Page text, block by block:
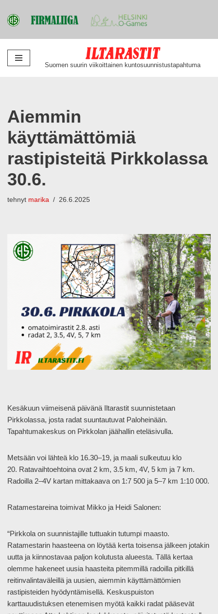
Siirry
Suomen suurin viikoittainen kuntosuunnistustapahtuma
Aiemmin
käyttämättömiä
rastipisteitä Pirkkolassa
30.6.
tehnyt marika 26.6.2025
Kesäkuun viimeisenä päivänä Iltarastit suunnistetaan
Pirkkolassa, josta radat suuntautuvat Paloheinään.
Tapahtumakeskus on Pirkkolan jäähallin eteläsivulla.
Metsään voi lähteä klo 16.30–19, ja maali sulkeutuu klo
20. Ratavaihtoehtoina ovat 2 km, 3.5 km, 4V, 5 km ja 7 km.
Radoilla 2–4V kartan mittakaava on 1:7 500 ja 5–7 km 1:10 000.
Ratamestareina toimivat Mikko ja Heidi Salonen:
“Pirkkola on suunnistajille tuttuakin tutumpi maasto.
Ratamestarin haasteena on löytää kerta toisensa jälkeen jotakin
uutta ja kiinnostavaa paljon kolutusta alueesta. Tällä kertaa
olemme hakeneet uusia haasteita pitemmillä radoilla pitkillä
reitinvalintaväleillä ja uusien, aiemmin käyttämättömien
rastipisteiden hyödyntämisellä. Keskuspuiston
karttauudistuksen etenemisen myötä kaikki radat pääsevät